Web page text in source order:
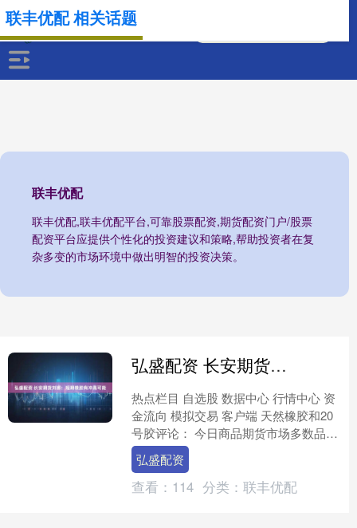
联丰优配
联丰优配,联丰优配平台,可靠股票配资,期货配资门户/股票
配资平台应提供个性化的投资建议和策略,帮助投资者在复
杂多变的市场环境中做出明智的投资决策。
联丰优配 相关话题
弘盛配资 长安期货刘娜：短期橡胶有冲高可能
热点栏目 自选股 数据中心 行情中心 资
金流向 模拟交易 客户端 天然橡胶和20
号胶评论： 今日商品期货市场多数品种
上涨，文华商品指数收涨0.47%，其中
贵金属....
弘盛配资
查看： 114 分类： 联丰优配